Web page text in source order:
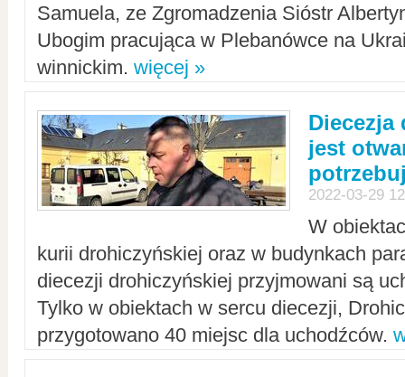
Samuela, ze Zgromadzenia Sióstr
Ubogim pracująca w Plebanówce na
winnickim. więcej »
Diecezja
jest
2022-03-29
W
kurii drohiczyńskiej oraz w budynkach
diecezji drohiczyńskiej przyjmowani są
Tylko w obiektach w sercu diecezji,
przygotowano 40 miejsc dla uchodźców.